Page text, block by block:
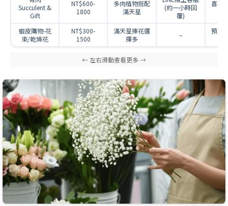
Succulent &
Gift
NT$600-
1800
多肉植物搭配
滿天星
(約一小時回
覆)
喜歡
蝦皮購物-花
束/乾燥花
NT$300-
1500
滿天星捧花選
擇多
–
預算